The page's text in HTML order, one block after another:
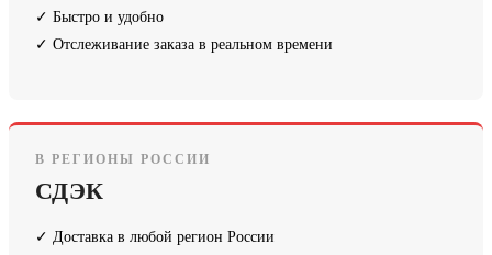
✓ Быстро и удобно
✓ Отслеживание заказа в реальном времени
В РЕГИОНЫ РОССИИ
СДЭК
✓ Доставка в любой регион России